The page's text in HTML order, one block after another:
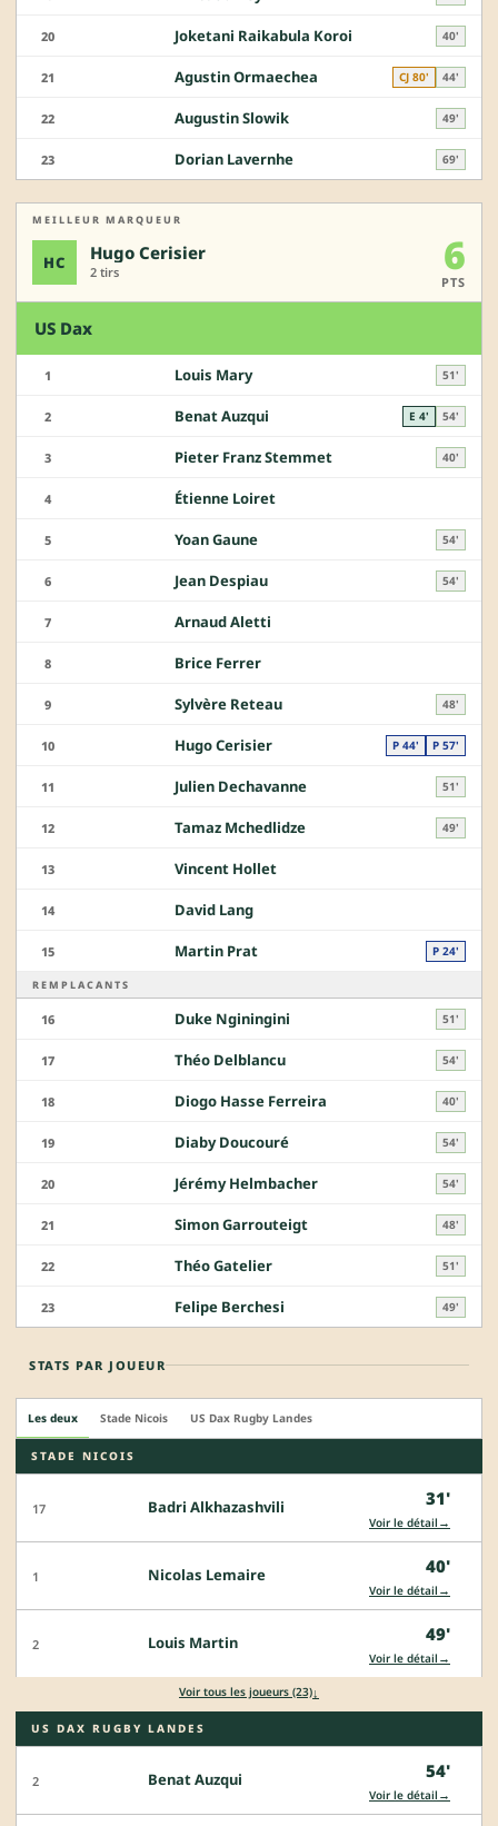
20 Joketani Raikabula Koroi 40'
21 Agustin Ormaechea CJ 80' 44'
22 Augustin Slowik 49'
23 Dorian Lavernhe 69'
MEILLEUR MARQUEUR
HC Hugo Cerisier
2 tirs 6
PTS
US Dax
1 Louis Mary 51'
2 Benat Auzqui E 4' 54'
3 Pieter Franz Stemmet 40'
4 Étienne Loiret
5 Yoan Gaune 54'
6 Jean Despiau 54'
7 Arnaud Aletti
8 Brice Ferrer
9 Sylvère Reteau 48'
10 Hugo Cerisier P 44' P 57'
11 Julien Dechavanne 51'
12 Tamaz Mchedlidze 49'
13 Vincent Hollet
14 David Lang
15 Martin Prat P 24'
REMPLACANTS
16 Duke Nginingini 51'
17 Théo Delblancu 54'
18 Diogo Hasse Ferreira 40'
19 Diaby Doucouré 54'
20 Jérémy Helmbacher 54'
21 Simon Garrouteigt 48'
22 Théo Gatelier 51'
23 Felipe Berchesi 49'
STATS PAR JOUEUR
Les deux Stade Nicois US Dax Rugby Landes
STADE NICOIS
17 Badri Alkhazashvili 31'
Voir le détail →
1 Nicolas Lemaire 40'
Voir le détail →
2 Louis Martin 49'
Voir le détail →
Voir tous les joueurs (23)↓
US DAX RUGBY LANDES
2 Benat Auzqui 54'
Voir le détail →